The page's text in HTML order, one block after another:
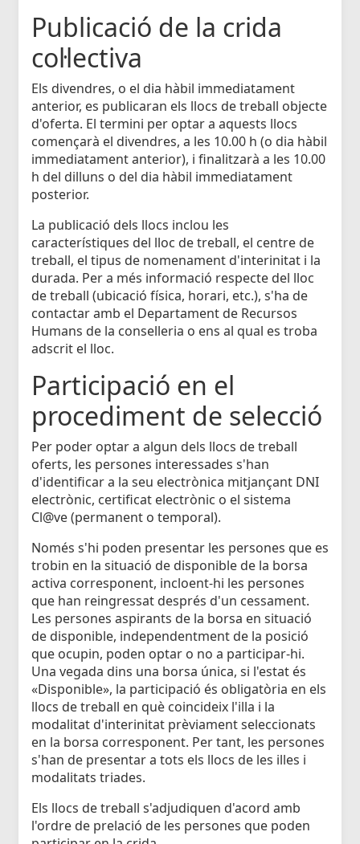
Publicació de la crida
col·lectiva
Els divendres, o el dia hàbil immediatament
anterior, es publicaran els llocs de treball objecte
d'oferta. El termini per optar a aquests llocs
començarà el divendres, a les 10.00 h (o dia hàbil
immediatament anterior), i finalitzarà a les 10.00
h del dilluns o del dia hàbil immediatament
posterior.
La publicació dels llocs inclou les
característiques del lloc de treball, el centre de
treball, el tipus de nomenament d'interinitat i la
durada. Per a més informació respecte del lloc
de treball (ubicació física, horari, etc.), s'ha de
contactar amb el Departament de Recursos
Humans de la conselleria o ens al qual es troba
adscrit el lloc.
Participació en el
procediment de selecció
Per poder optar a algun dels llocs de treball
oferts, les persones interessades s'han
d'identificar a la seu electrònica mitjançant DNI
electrònic, certificat electrònic o el sistema
Cl@ve (permanent o temporal).
Només s'hi poden presentar les persones que es
trobin en la situació de disponible de la borsa
activa corresponent, incloent-hi les persones
que han reingressat després d'un cessament.
Les persones aspirants de la borsa en situació
de disponible, independentment de la posició
que ocupin, poden optar o no a participar-hi.
Una vegada dins una borsa única, si l'estat és
«Disponible», la participació és obligatòria en els
llocs de treball en què coincideix l'illa i la
modalitat d'interinitat prèviament seleccionats
en la borsa corresponent. Per tant, les persones
s'han de presentar a tots els llocs de les illes i
modalitats triades.
Els llocs de treball s'adjudiquen d'acord amb
l'ordre de prelació de les persones que poden